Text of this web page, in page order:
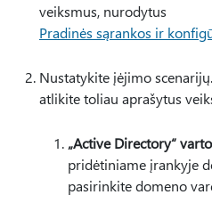
veiksmus, nurodytus
Pradinės sąrankos ir
Nustatykite įėjimo
atlikite toliau aprašytus
„Active Directory“
pridėtiniame įrankyje
pasirinkite domeno